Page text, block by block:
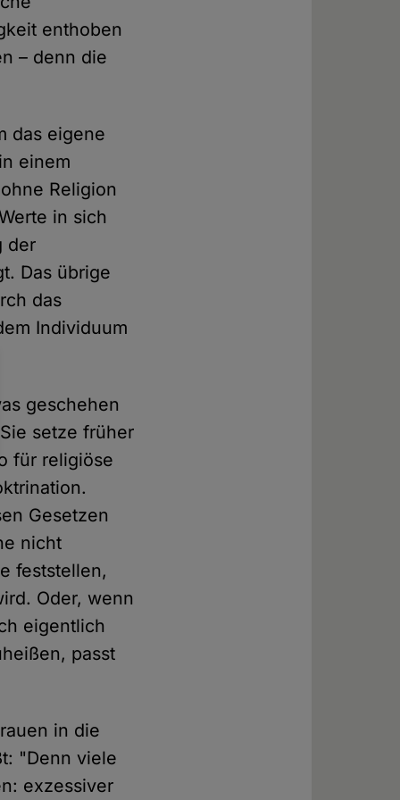
enthoben
– denn die
das eigene
einem
Religion
in sich
der
Das übrige
das
Individuum
geschehen
setze früher
für religiöse
Gesetzen
nicht
feststellen,
Oder, wenn
eigentlich
passt
in die
"Denn viele
exzessiver